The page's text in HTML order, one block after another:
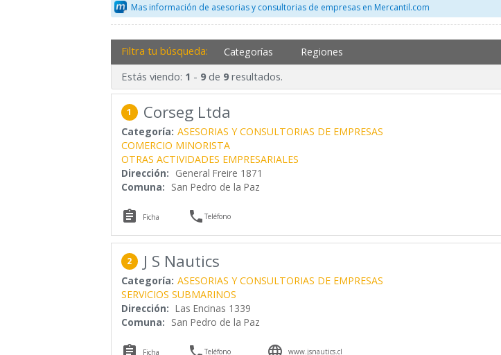
Mas información de asesorias y consultorias de empresas en Mercantil.com
Filtra tu búsqueda: Categorías Regiones
Estás viendo: 1 - 9de 9resultados.
1 Corseg Ltda
Categoría: ASESORIAS Y CONSULTORIAS DE EMPRESAS
COMERCIO MINORISTA
OTRAS ACTIVIDADES EMPRESARIALES
Dirección: General Freire 1871
Comuna: San Pedro de la Paz
 Ficha Teléfono
2 J S Nautics
Categoría: ASESORIAS Y CONSULTORIAS DE EMPRESAS
SERVICIOS SUBMARINOS
Dirección: Las Encinas 1339
Comuna: San Pedro de la Paz
 Ficha Teléfono  www.jsnautics.cl